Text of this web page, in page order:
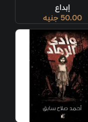
إبداع
50.00 جنيه